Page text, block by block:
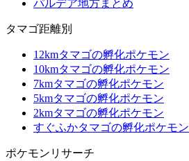
パルデア地方まとめ
タマゴ距離別
12kmタマゴの孵化ポケモン
10kmタマゴの孵化ポケモン
7kmタマゴの孵化ポケモン
5kmタマゴの孵化ポケモン
2kmタマゴの孵化ポケモン
すぐふかタマゴの孵化ポケモン
ポケモンリサーチ